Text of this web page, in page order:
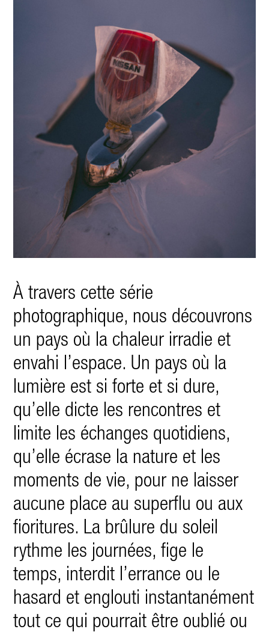
À travers cette série
photographique, nous découvrons
un pays où la chaleur irradie et
envahi l’espace. Un pays où la
lumière est si forte et si dure,
qu’elle dicte les rencontres et
limite les échanges quotidiens,
qu’elle écrase la nature et les
moments de vie, pour ne laisser
aucune place au superflu ou aux
fioritures. La brûlure du soleil
rythme les journées, fige le
temps, interdit l’errance ou le
hasard et englouti instantanément
tout ce qui pourrait être oublié ou